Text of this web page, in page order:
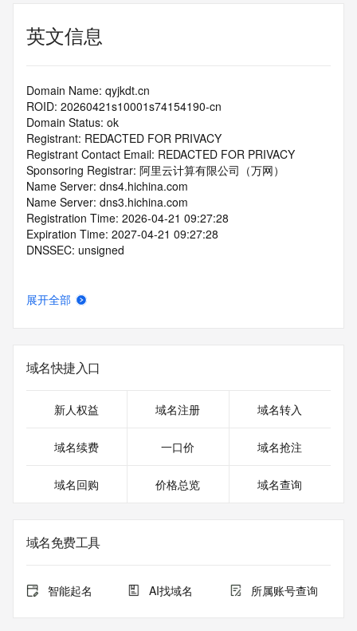
英文信息
Domain Name: qyjkdt.cn
ROID: 20260421s10001s74154190-cn
Domain Status: ok
Registrant: REDACTED FOR PRIVACY
Registrant Contact Email: REDACTED FOR PRIVACY
Sponsoring Registrar: 阿里云计算有限公司（万网）
Name Server: dns4.hichina.com
Name Server: dns3.hichina.com
Registration Time: 2026-04-21 09:27:28
Expiration Time: 2027-04-21 09:27:28
DNSSEC: unsigned
展开全部
域名快捷入口
新人权益 域名注册 域名转入
域名续费 一口价 域名抢注
域名回购 价格总览 域名查询
域名免费工具
智能起名 AI找域名 所属账号查询